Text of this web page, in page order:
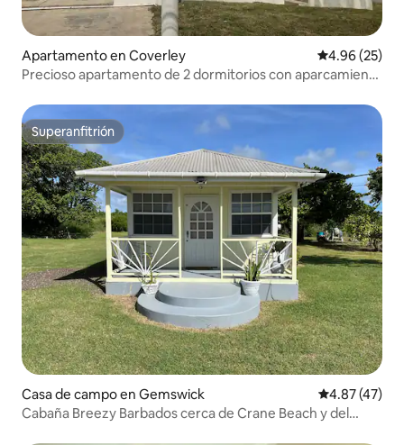
Apartamento en Coverley Calificación
4.96 (25)
Precioso apartamento de 2 dormitorios con aparcamiento
Superanfitrión
Superanfitrión
Casa de campo en Gemswick Calificación
4.87 (47)
Cabaña Breezy Barbados cerca de Crane Beach y del